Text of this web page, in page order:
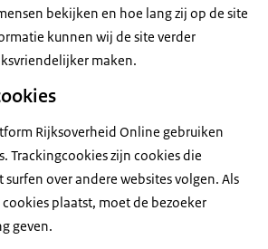
bekijken en hoe lang zij op de site
kunnen wij de site verder
maken.
Rijksoverheid Online gebruiken
Trackingcookies zijn cookies die
surfen over andere websites volgen. Als
plaatst, moet de bezoeker
geven.